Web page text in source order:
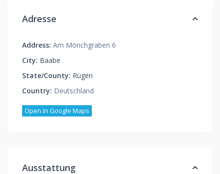
Adresse
Address: Am Mönchgraben 6
City: Baabe
State/County: Rügen
Country: Deutschland
Open In Google Maps
Ausstattung